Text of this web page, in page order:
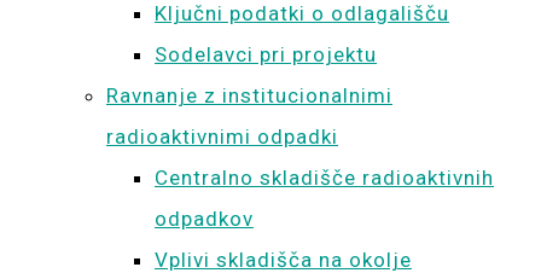
Ključni podatki o odlagališču
Sodelavci pri projektu
Ravnanje z institucionalnimi
radioaktivnimi odpadki
Centralno skladišče radioaktivnih
odpadkov
Vplivi skladišča na okolje